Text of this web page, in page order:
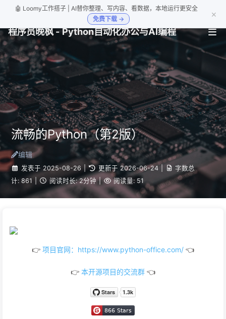
🤖 Loomy工作搭子 | AI替你整理、写内容、看数据，本地运行更安全
免费下载 →
×
程序员晚枫 - Python自动化办公与AI编程
流畅的Python（第2版）
编辑
发表于 2025-08-26 | 更新于 2026-06-24
字数总
计: 861 阅读时长: 2分钟 | 阅读量: 51
👉 项目官网：https://www.python-office.com/ 👈
👉 本开源项目的交流群 👈